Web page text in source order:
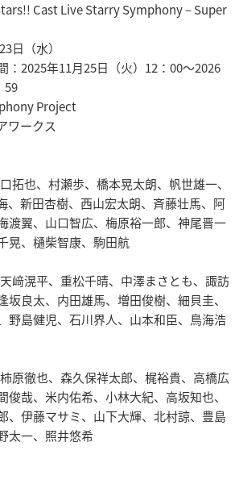
Cast Live Starry Symphony – Super
日（水）
：2025年11月25日（火）12：00～2026
59
Project
ワークス
拓也、村瀬歩、橋本晃太朗、帆世雄一、
、新田杏樹、西山宏太朗、斉藤壮馬、阿
渡翼、山口智広、梅原裕一郎、神尾晋一
晃、樋柴智康、駒田航
﨑滉平、重松千晴、中澤まさとも、諏訪
坂良太、内田雄馬、増田俊樹、細貝圭、
野島健児、石川界人、山本和臣、鳥海浩
原徹也、森久保祥太郎、梶裕貴、高橋広
俊哉、米内佑希、小林大紀、高坂知也、
、伊藤マサミ、山下大輝、北村諒、豊島
太一、照井悠希